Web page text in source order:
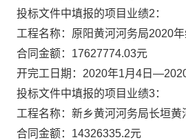
投标文件中填报的项目业绩2：
工程名称：原阳黄河河务局2020
合同金额： 17627774.03元
开完工日期： 2020年1月4日
投标文件中填报的项目业绩3：
工程名称：新乡黄河河务局长垣黄
合同金额： 14326335.2元